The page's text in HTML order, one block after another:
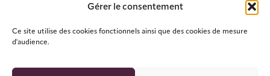
Gérer le consentement
Ce site utilise des cookies fonctionnels ainsi que des cookies de mesure
d'audience.
320 Boulevard Sébastien Brant
67400 Illkirch-Graffenstaden